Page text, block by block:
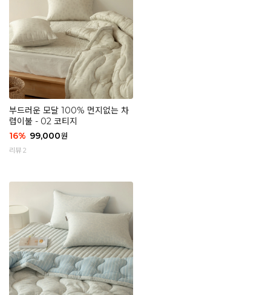
부드러운 모달 100% 먼지없는 차
렵이불 - 02 코티지
16% 99,000원
리뷰 2